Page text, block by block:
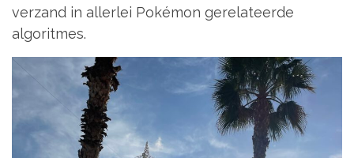
verzand in allerlei Pokémon gerelateerde
algoritmes.